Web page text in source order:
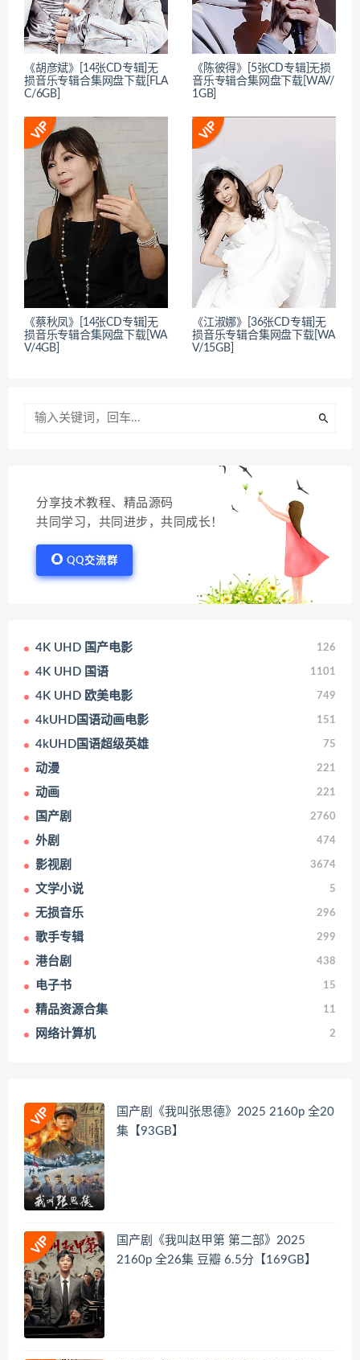
《胡彦斌》[14张CD专辑]无
损音乐专辑合集网盘下载[FLA
C/6GB]
《陈彼得》[5张CD专辑]无损
音乐专辑合集网盘下载[WAV/
1GB]
《蔡秋凤》[14张CD专辑]无
损音乐专辑合集网盘下载[WA
V/4GB]
《江淑娜》[36张CD专辑]无
损音乐专辑合集网盘下载[WA
V/15GB]
分享技术教程、精品源码
共同学习，共同进步，共同成长！
QQ交流群
4K UHD 国产电影 126
4K UHD 国语 1101
4K UHD 欧美电影 749
4kUHD国语动画电影 151
4kUHD国语超级英雄 75
动漫 221
动画 221
国产剧 2760
外剧 474
影视剧 3674
文学小说 5
无损音乐 296
歌手专辑 299
港台剧 438
电子书 15
精品资源合集 11
网络计算机 2
国产剧《我叫张思德》2025 2160p 全20
集【93GB】
国产剧《我叫赵甲第 第二部》2025
2160p 全26集 豆瓣 6.5分【169GB】